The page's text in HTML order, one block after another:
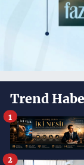
Trend
1
2